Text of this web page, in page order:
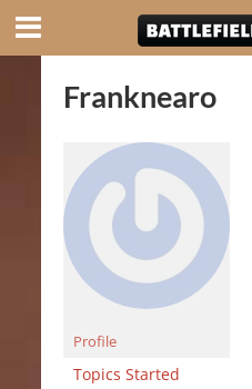
Franknearo
Profile
Topics Started